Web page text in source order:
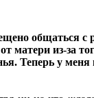
общаться с
матери из-за
Теперь у